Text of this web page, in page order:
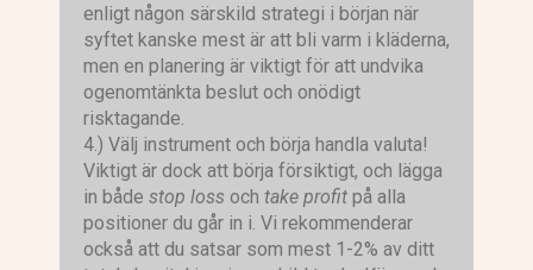
enligt någon särskild strategi i början när
syftet kanske mest är att bli varm i kläderna,
men en planering är viktigt för att undvika
ogenomtänkta beslut och onödigt
risktagande.
4.) Välj instrument och börja handla valuta!
Viktigt är dock att börja försiktigt, och lägga
in både stop loss och take profit på alla
positioner du går in i. Vi rekommenderar
också att du satsar som mest 1-2% av ditt